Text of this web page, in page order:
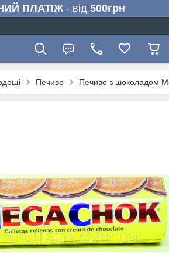
ПЛАТІЖ- від 500грн
Печиво Печиво з шоколадом